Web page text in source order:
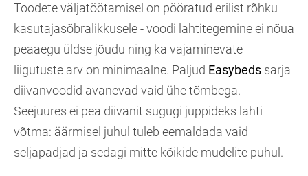
Toodete väljatöötamisel on pööratud erilist rõhku
kasutajasõbralikkusele - voodi lahtitegemine ei nõua
peaaegu üldse jõudu ning ka vajaminevate
liigutuste arv on minimaalne. Paljud Easybeds sarja
diivanvoodid avanevad vaid ühe tõmbega.
Seejuures ei pea diivanit sugugi juppideks lahti
võtma: äärmisel juhul tuleb eemaldada vaid
seljapadjad ja sedagi mitte kõikide mudelite puhul.